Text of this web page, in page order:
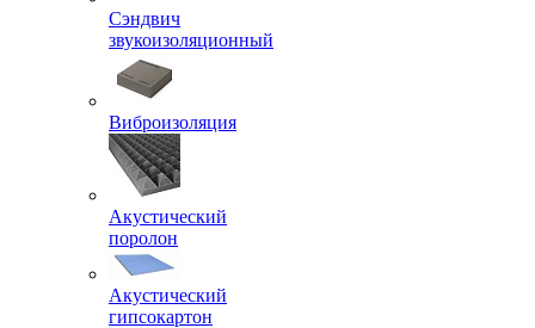
Сэндвич
звукоизоляционный
Виброизоляция
Акустический
поролон
Акустический
гипсокартон